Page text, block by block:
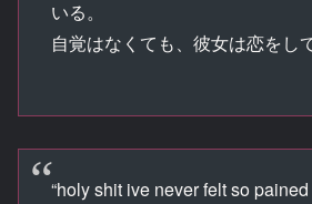
いる。
自覚はなくても、彼女は恋をし
“holy shit ive never felt so